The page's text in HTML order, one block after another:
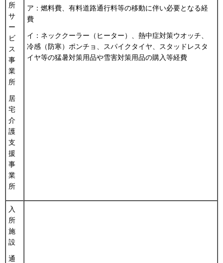
所
サ
ー
ビ
ス
事
業
所
居
宅
介
護
支
援
事
業
所
ア：燃料費、有料道路通行料等の移動に伴い必要となる経
費
イ：ネッククーラー（ヒーター）、熱中症対策ウオッチ、
冷感（防寒）ポンチョ、スパイクタイヤ、スタッドレスタ
イヤ等の猛暑対策用品や雪害対策用品の購入等経費
入
所
施
設
通